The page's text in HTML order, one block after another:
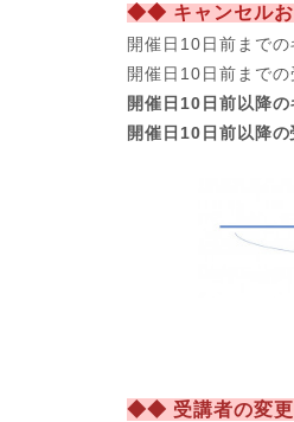
◆◆ キャンセル
開催日10日前まで
開催日 10日前まで
開催日10日前以降
開催日10日前以降
◆◆ 受講者の変